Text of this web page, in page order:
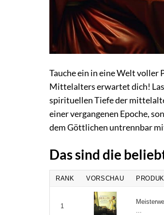
Tauche ein in eine Welt
Mittelalters erwartet dich!
spirituellen Tiefe der
einer vergangenen Epoche,
dem Göttlichen untrennbar
Das sind die
RANK VORSCHAU
1
...